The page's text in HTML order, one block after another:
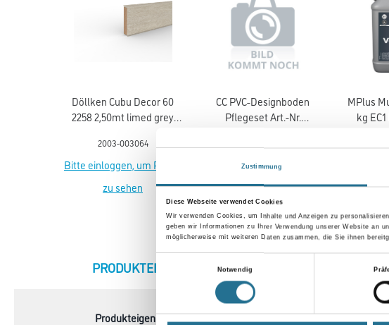
Zustimmung
Diese Webseite verwendet Cookies
Wir verwenden Cookies, um Inhalte und Anzeigen zu
geben wir Informationen zu Ihrer Verwendung unserer Website an
möglicherweise mit weiteren Daten zusammen, die Sie ihnen
Notwendig
Döllken Cubu Decor 60
2258 2,50mt limed grey
2003-003064
Bitte einloggen, um Preise
zu sehen
CC PVC-Designboden
Pflegeset Art.-Nr.
Bitte einloggen, um Preise
zu sehen
MPlus
kg
CURRENT
PRODUKTEIGENSCHAFTEN ZUSATZINFOS
Produkteigenschaft
- Belagsart: Rigid-Click-Designboden